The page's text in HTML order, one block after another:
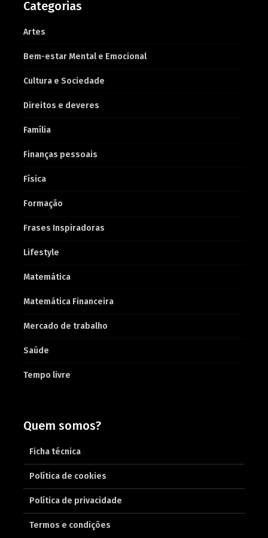
Categorias
Artes
Bem-estar Mental e Emocional
Cultura e Sociedade
Direitos e deveres
Família
Finanças pessoais
Física
Formação
Frases Inspiradoras
Lifestyle
Matemática
Matemática Financeira
Mercado de trabalho
Saúde
Tempo livre
Quem somos?
Ficha técnica
Política de cookies
Política de privacidade
Termos e condições